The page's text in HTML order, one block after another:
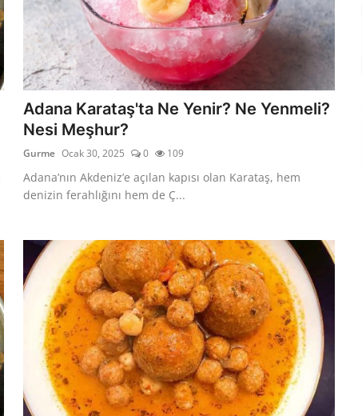
Adana Karataş'ta Ne Yenir? Ne Yenmeli?
Nesi Meşhur?
Gurme Ocak 30, 2025 0 109
Adana’nın Akdeniz’e açılan kapısı olan Karataş, hem
denizin ferahlığını hem de Ç...